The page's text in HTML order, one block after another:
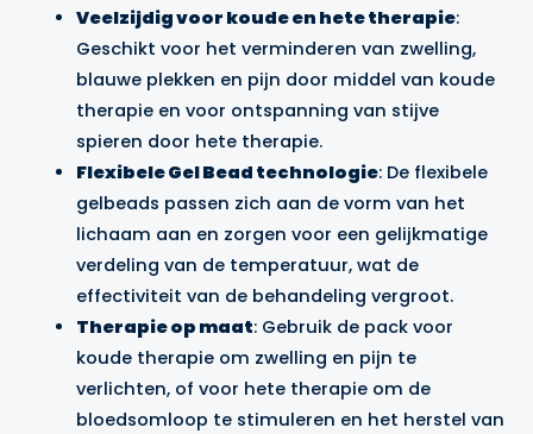
Veelzijdig voor koude en hete therapie:
Geschikt voor het verminderen van zwelling,
blauwe plekken en pijn door middel van koude
therapie en voor ontspanning van stijve
spieren door hete therapie.
Flexibele Gel Bead technologie: De flexibele
gelbeads passen zich aan de vorm van het
lichaam aan en zorgen voor een gelijkmatige
verdeling van de temperatuur, wat de
effectiviteit van de behandeling vergroot.
Therapie op maat: Gebruik de pack voor
koude therapie om zwelling en pijn te
verlichten, of voor hete therapie om de
bloedsomloop te stimuleren en het herstel van